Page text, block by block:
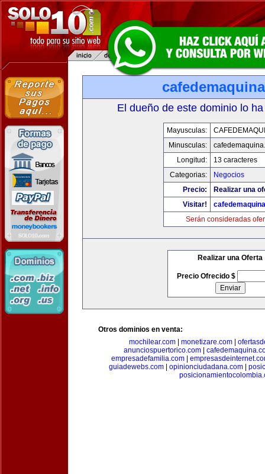
El dueño de este dominio lo
Mayusculas:
Minusculas:
Longitud:
13 caracteres
Categorias:
Negocios
Precio:
Realizar una
Visitar!
Serán consideradas
Realizar una Oferta
Precio Ofrecido $
Otros dominios en venta:
mochilear.com
monetizare.com
anunciospuertorico.com|
empresadefamilia.com
guiadewebs.com
opinionciudadana.com